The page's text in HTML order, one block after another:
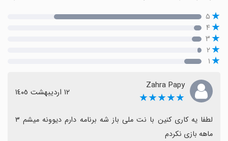
۵
۴
۳
۲
۱
Zahra Papy
★★★★★ ١٢ اردیبهشت ١٤٠٥
ماهه بازی نکردم